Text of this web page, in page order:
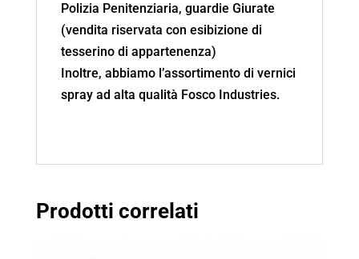
Polizia Penitenziaria, guardie Giurate
(vendita riservata con esibizione di
tesserino di appartenenza)
Inoltre, abbiamo l’assortimento di vernici
spray ad alta qualità Fosco Industries.
Prodotti correlati